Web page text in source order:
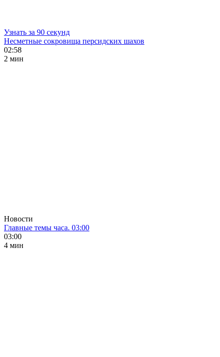
Узнать за 90 секунд
Несметные сокровища персидских шахов
02:58
2 мин
Новости
Главные темы часа. 03:00
03:00
4 мин